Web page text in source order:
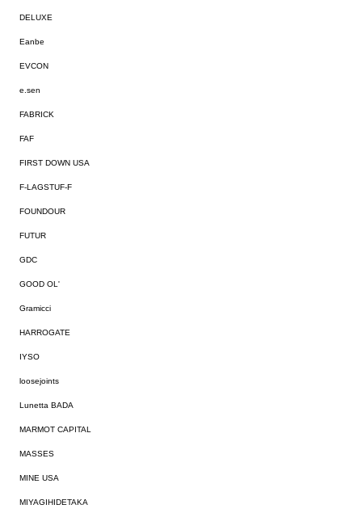
DELUXE
Eanbe
EVCON
e.sen
FABRICK
FAF
FIRST DOWN USA
F-LAGSTUF-F
FOUNDOUR
FUTUR
GDC
GOOD OL'
Gramicci
HARROGATE
IYSO
loosejoints
Lunetta BADA
MARMOT CAPITAL
MASSES
MINE USA
MIYAGIHIDETAKA